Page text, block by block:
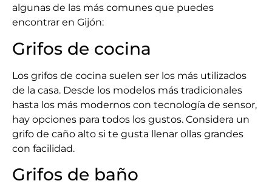
algunas de las más comunes que puedes
encontrar en Gijón:
Grifos de cocina
Los grifos de cocina suelen ser los más utilizados
de la casa. Desde los modelos más tradicionales
hasta los más modernos con tecnología de sensor,
hay opciones para todos los gustos. Considera un
grifo de caño alto si te gusta llenar ollas grandes
con facilidad.
Grifos de baño